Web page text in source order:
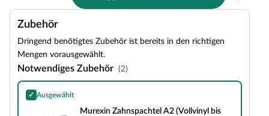
Zubehör
Dringend benötigtes Zubehör ist bereits in den richtigen
Mengen vorausgewählt.
Notwendiges Zubehör (2)
✓ Ausgewählt
Murexin Zahnspachtel A2 (Vollvinyl bis 2,5mm)
Murexin Zahnspachtel A2 (Vollvinyl bis